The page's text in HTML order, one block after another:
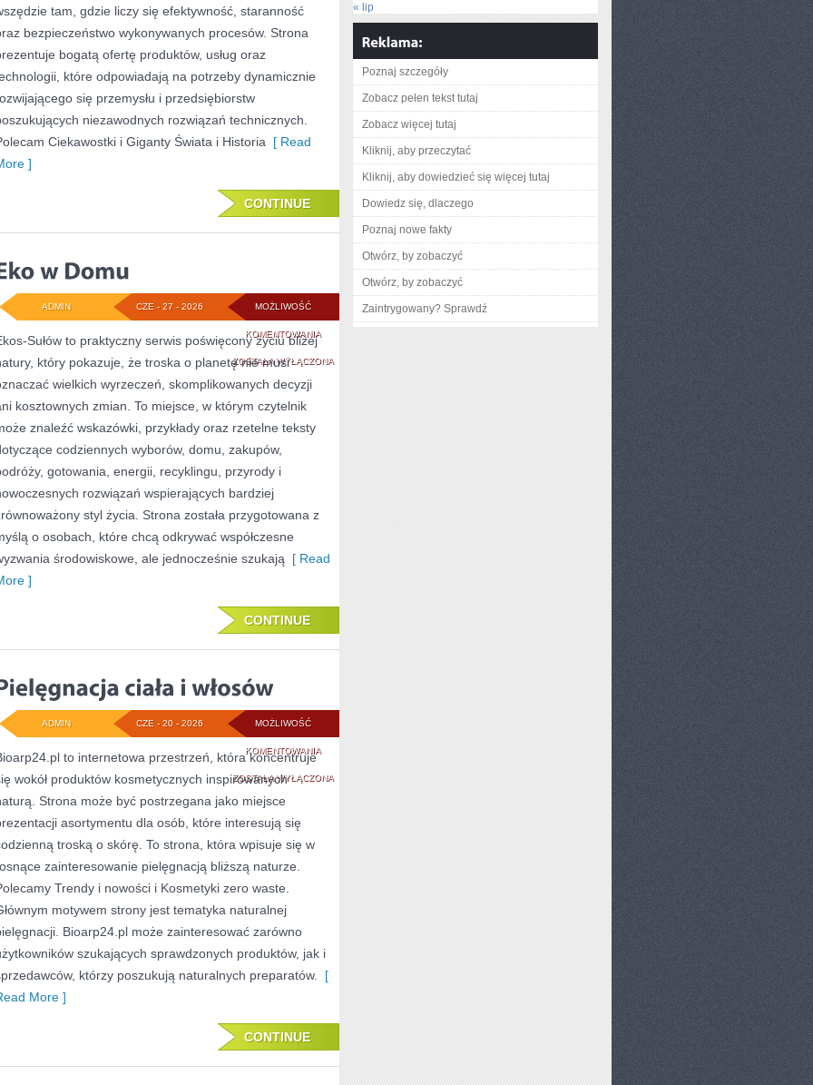
tam, gdzie liczy się efektywność, staranność
bezpieczeństwo wykonywanych procesów. Strona
bogatą ofertę produktów, usług oraz
które odpowiadają na potrzeby dynamicznie
się przemysłu i przedsiębiorstw
niezawodnych rozwiązań technicznych.
Ciekawostki i Giganty Świata i Historia [ Read
]
CONTINUE
MOŻLIWOŚĆ
KOMENTOWANIAEKO
W
DOMU
ZOSTAŁA WYŁĄCZONA
CZE - 27 - 2026
ADMIN
Sułów to praktyczny serwis poświęcony życiu bliżej
który pokazuje, że troska o planetę nie musi
wielkich wyrzeczeń, skomplikowanych decyzji
kosztownych zmian. To miejsce, w którym czytelnik
znaleźć wskazówki, przykłady oraz rzetelne teksty
codziennych wyborów, domu, zakupów,
gotowania, energii, recyklingu, przyrody i
rozwiązań wspierających bardziej
styl życia. Strona została przygotowana z
o osobach, które chcą odkrywać współczesne
środowiskowe, ale jednocześnie szukają [ Read
]
CONTINUE
MOŻLIWOŚĆ
KOMENTOWANIAPIELĘGNACJA
CIAŁA
WŁOSÓW
ZOSTAŁA WYŁĄCZONA
CZE - 20 - 2026
ADMIN
to internetowa przestrzeń, która koncentruje
wokół produktów kosmetycznych inspirowanych
Strona może być postrzegana jako miejsce
asortymentu dla osób, które interesują się
troską o skórę. To strona, która wpisuje się w
zainteresowanie pielęgnacją bliższą naturze.
Trendy i nowości i Kosmetyki zero waste.
motywem strony jest tematyka naturalnej
Bioarp24.pl może zainteresować zarówno
szukających sprawdzonych produktów, jak i
którzy poszukują naturalnych preparatów.
[
More ]
CONTINUE
« lip
Poznaj szczegóły
Zobacz pełen tekst tutaj
Zobacz więcej tutaj
Kliknij, aby przeczytać
Kliknij, aby dowiedzieć się więcej tutaj
Dowiedz się, dlaczego
Poznaj nowe fakty
Otwórz, by zobaczyć
Otwórz, by zobaczyć
Zaintrygowany? Sprawdź